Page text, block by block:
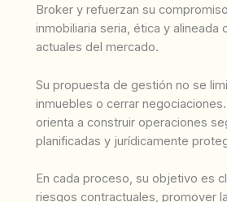
Broker y refuerzan su
inmobiliaria seria, ética y alineada
actuales del mercado.
Su propuesta de gestión no se
inmuebles o cerrar
orienta a construir operaciones
planificadas y jurídicamente
En cada proceso, su objetivo es
riesgos contractuales, promover